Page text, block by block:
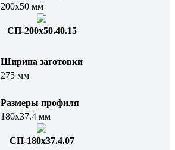
200х50 мм
СП-200х50.40.15
Ширина заготовки
275 мм
Размеры профиля
180х37.4 мм
СП-180х37.4.07